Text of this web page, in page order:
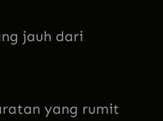
jauh dari
yang rumit